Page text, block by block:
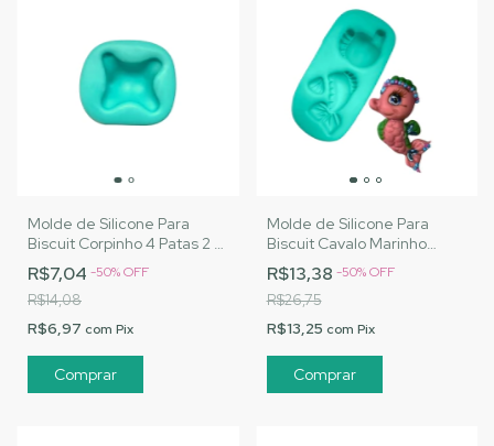
Molde de Silicone Para
Biscuit Corpinho 4 Patas 2 -
MJ Artesanatos |Cód. A073
R$7,04 -50%OFF
R$14,08
R$6,97 com Pix
Molde de Silicone Para
Biscuit Cavalo Marinho
Baratinho - MJ Artesanatos
|Cód. A075
R$13,38 -50%OFF
R$26,75
R$13,25 com Pix